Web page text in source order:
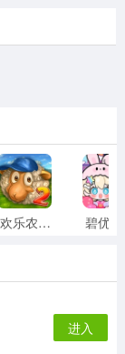
欢乐农场2中文版
进入